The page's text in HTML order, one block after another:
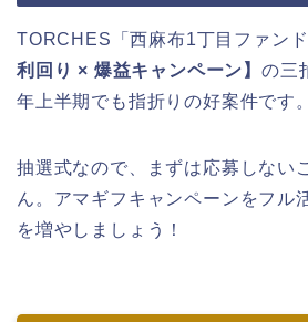
TORCHES「西麻布1丁目ファンド
利回り × 爆益キャンペーン】 の三
年上半期でも指折りの好案件です。
抽選式なので、まずは応募しない
ん。アマギフキャンペーンをフル
を増やしましょう！